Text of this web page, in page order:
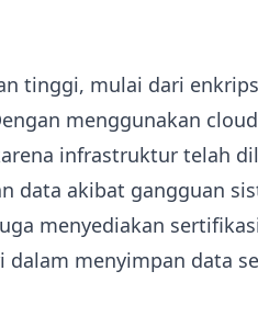
tinggi, mulai dari
menggunakan
infrastruktur telah
data akibat gangguan
menyediakan
dalam menyimpan data